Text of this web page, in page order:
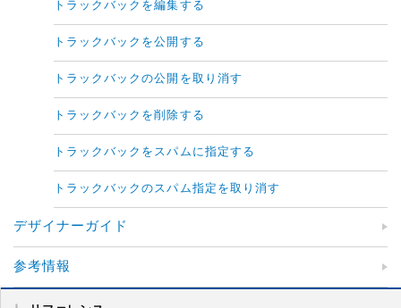
トラックバックを編集する
トラックバックを公開する
トラックバックの公開を取り消す
トラックバックを削除する
トラックバックをスパムに指定する
トラックバックのスパム指定を取り消す
デザイナーガイド
参考情報